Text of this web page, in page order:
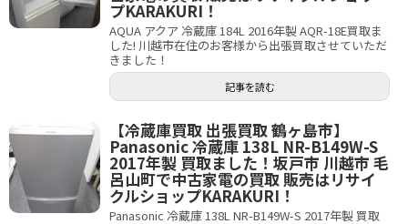
プKARAKURI！
AQUA アクア 冷蔵庫 184L 2016年製 AQR-18E買取ま
した! 川越市在住のお客様から出張買取させていただ
きました！
記事を読む
【冷蔵庫買取 出張買取 鶴ヶ島市】
Panasonic 冷蔵庫 138L NR-B149W-S
2017年製 買取ました！坂戸市 川越市 毛
呂山町で中古家電の買取 販売はリサイ
クルショップKARAKURI！
Panasonic 冷蔵庫 138L NR-B149W-S 2017年製 買取